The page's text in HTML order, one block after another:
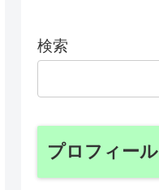
検索
プロフィール